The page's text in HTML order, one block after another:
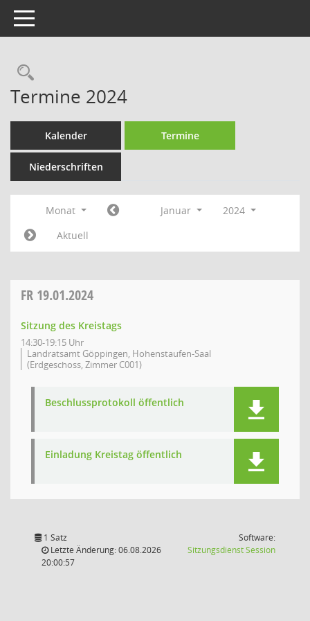
Toggle navigation
Rechercheauswahl
Termine 2024
Kalender Termine
Niederschriften
Monat Januar
2024
Aktuell
FR 19.01.2024
Sitzung des Kreistags
14:30-19:15 Uhr
Landratsamt Göppingen, Hohenstaufen-Saal
(Erdgeschoss, Zimmer C001)
Beschlussprotokoll öffentlich
Einladung Kreistag öffentlich
1 Satz
Letzte Änderung: 06.08.2026
20:00:57
Software:
SitzungsdienstSession(Wird in